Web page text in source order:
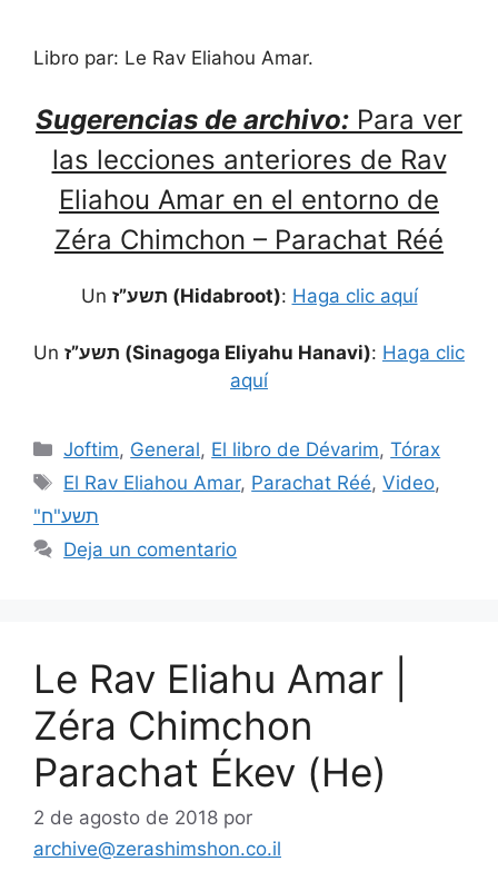
Libro par: Le Rav Eliahou Amar.
Sugerencias de archivo: Para ver
las lecciones anteriores de Rav
Eliahou Amar en el entorno de
Zéra Chimchon – Parachat Réé
Un תשע”ז (Hidabroot): Haga clic aquí
Un תשע”ז (Sinagoga Eliyahu Hanavi): Haga clic
aquí
Joftim, General, El libro de Dévarim,Tórax
El Rav Eliahou Amar, Parachat Réé,Video,
"תשע"ח
Deja un comentario
Le Rav Eliahu Amar |
Zéra Chimchon
Parachat Ékev (He)
2 de agosto de 2018 por
archive@zerashimshon.co.il